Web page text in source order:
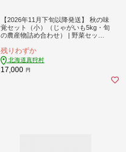
【2026年11月下旬以降発送】 秋の味
覚セット（小）（じゃがいも5kg・旬
の農産物詰め合わせ） | 野菜セット
道の駅 真狩フラワーセンター [BPAM
001]
残りわずか
北海道真狩村
17,000 円